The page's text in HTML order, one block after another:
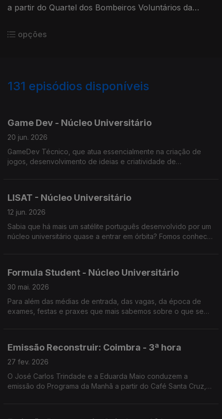
a partir do Quartel dos Bombeiros Voluntários da
opções
131 episódios disponíveis
Game Dev - Núcleo Universitário
20 jun. 2026
GameDev Técnico, que atua essencialmente na criação de
jogos, desenvolvimento de ideias e criatividade de
LISAT - Núcleo Universitário
12 jun. 2026
Sabia que há mais um satélite português desenvolvido por um
núcleo universitário quase a entrar em órbita? Fomos conhecer
Formula Student - Núcleo Universitário
30 mai. 2026
Para além das médias de entrada, das vagas, da época de
exames, festas e praxes que mais sabemos sobre o que se
Emissão Reconstruir: Coimbra - 3ª hora
27 fev. 2026
O José Carlos Trindade e a Eduarda Maio conduzem a
emissão do Programa da Manhã a partir do Café Santa Cruz,